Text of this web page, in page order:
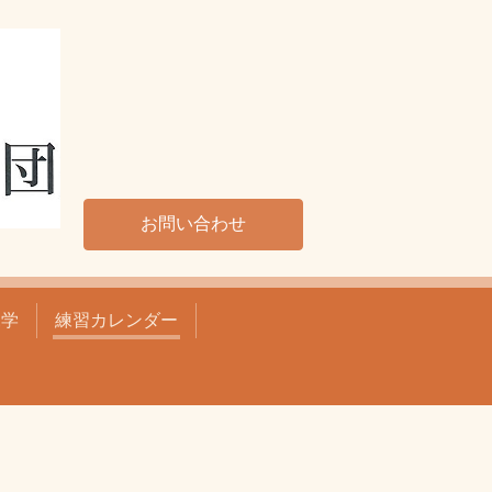
お問い合わせ
練習カレンダー